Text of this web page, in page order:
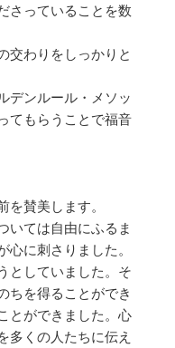
さっていることを数
交わりをしっかりと
デンルール・メソッ
てもらうことで福音
賛美します。
いては自由にふるま
に刺さりました。
としていました。そ
ちを得ることができ
とができました。心
多くの人たちに伝え